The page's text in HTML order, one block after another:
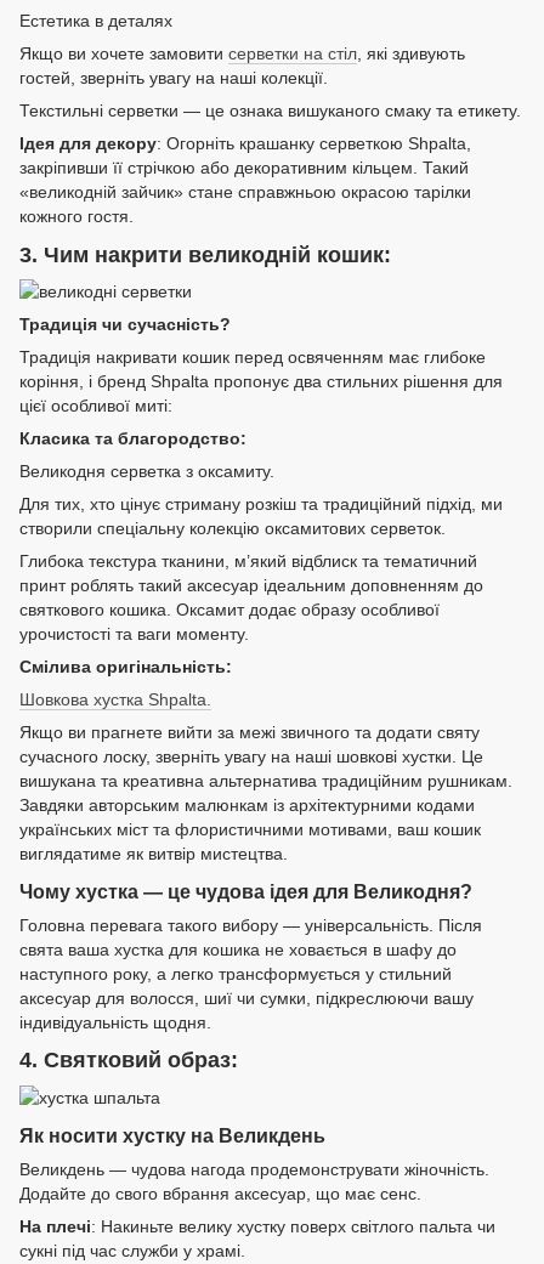
Естетика в деталях
Якщо ви хочете замовити серветки на стіл, які здивують
гостей, зверніть увагу на наші колекції.
Текстильні серветки — це ознака вишуканого смаку та етикету.
Ідея для декору: Огорніть крашанку серветкою Shpalta,
закріпивши її стрічкою або декоративним кільцем. Такий
«великодній зайчик» стане справжньою окрасою тарілки
кожного гостя.
3. Чим накрити великодній кошик:
Традиція чи сучасність?
Традиція накривати кошик перед освяченням має глибоке
коріння, і бренд Shpalta пропонує два стильних рішення для
цієї особливої миті:
Класика та благородство:
Великодня серветка з оксамиту.
Для тих, хто цінує стриману розкіш та традиційний підхід, ми
створили спеціальну колекцію оксамитових серветок.
Глибока текстура тканини, м’який відблиск та тематичний
принт роблять такий аксесуар ідеальним доповненням до
святкового кошика. Оксамит додає образу особливої
урочистості та ваги моменту.
Смілива оригінальність:
Шовкова хустка Shpalta.
Якщо ви прагнете вийти за межі звичного та додати святу
сучасного лоску, зверніть увагу на наші шовкові хустки. Це
вишукана та креативна альтернатива традиційним рушникам.
Завдяки авторським малюнкам із архітектурними кодами
українських міст та флористичними мотивами, ваш кошик
виглядатиме як витвір мистецтва.
Чому хустка — це чудова ідея для Великодня?
Головна перевага такого вибору — універсальність. Після
свята ваша хустка для кошика не ховається в шафу до
наступного року, а легко трансформується у стильний
аксесуар для волосся, шиї чи сумки, підкреслюючи вашу
індивідуальність щодня.
4. Святковий образ:
Як носити хустку на Великдень
Великдень — чудова нагода продемонструвати жіночність.
Додайте до свого вбрання аксесуар, що має сенс.
На плечі: Накиньте велику хустку поверх світлого пальта чи
сукні під час служби у храмі.